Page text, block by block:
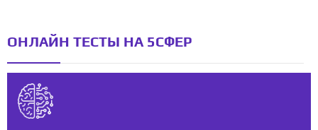
ОНЛАЙН ТЕСТЫ НА 5СФЕР